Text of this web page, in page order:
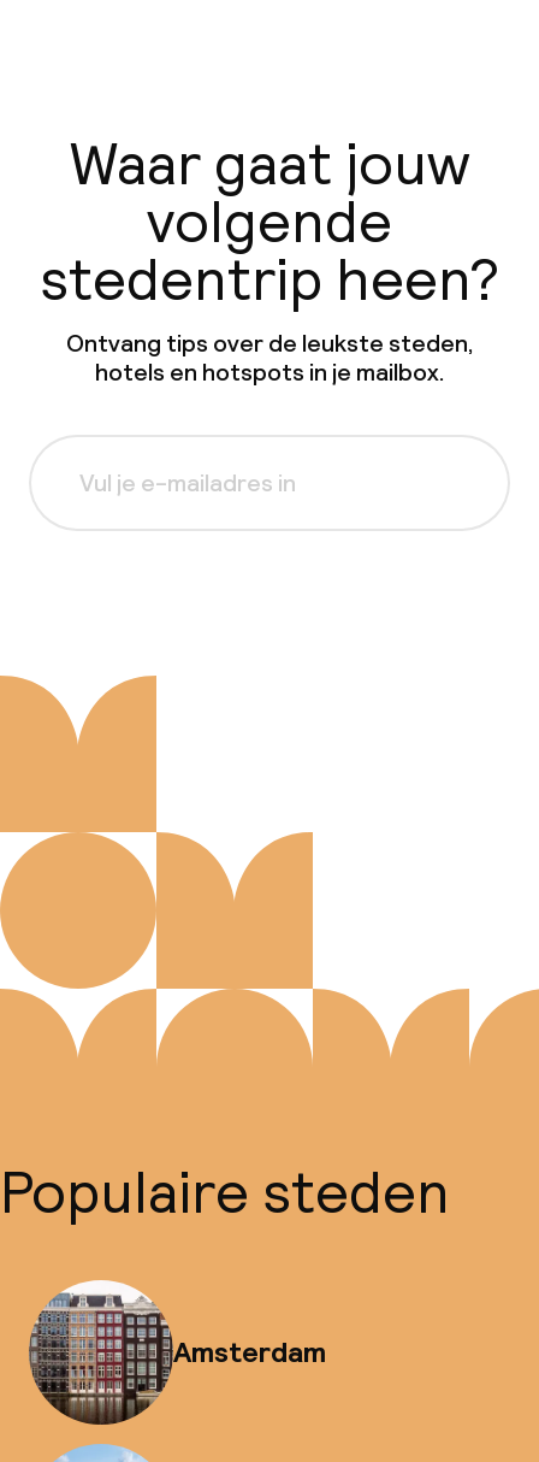
Waar gaat jouw
volgende
stedentrip heen?
Ontvang tips over de leukste steden,
hotels en hotspots in je mailbox.
Populaire steden
Amsterdam